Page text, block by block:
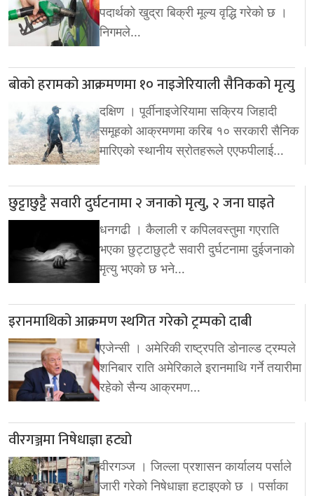
पदार्थको खुद्रा बिक्री मूल्य वृद्धि गरेको छ ।
निगमले…
बोको हरामको आक्रमणमा १० नाइजेरियाली सैनिकको मृत्यु
दक्षिण । पूर्वीनाइजेरियामा सक्रिय जिहादी
समूहको आक्रमणमा करिब १० सरकारी सैनिक
मारिएको स्थानीय स्रोतहरूले एएफपीलाई…
छुट्टाछुट्टै सवारी दुर्घटनामा २ जनाको मृत्यु, २ जना घाइते
धनगढी । कैलाली र कपिलवस्तुमा गएराति
भएका छुट्टाछुट्टै सवारी दुर्घटनामा दुईजनाको
मृत्यु भएको छ भने…
इरानमाथिको आक्रमण स्थगित गरेको ट्रम्पको दाबी
एजेन्सी । अमेरिकी राष्ट्रपति डोनाल्ड ट्रम्पले
शनिबार राति अमेरिकाले इरानमाथि गर्ने तयारीमा
रहेको सैन्य आक्रमण…
वीरगञ्जमा निषेधाज्ञा हट्यो
वीरगञ्ज । जिल्ला प्रशासन कार्यालय पर्साले
जारी गरेको निषेधाज्ञा हटाइएको छ । पर्साका